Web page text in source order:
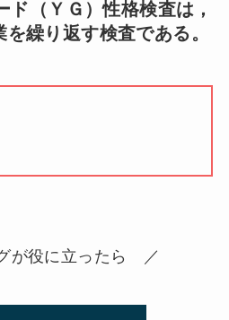
（ＹＧ）性格検査は，
繰り返す検査である。
が役に立ったら ／